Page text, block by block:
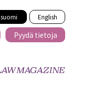
suomi English
Pyydä tietoja